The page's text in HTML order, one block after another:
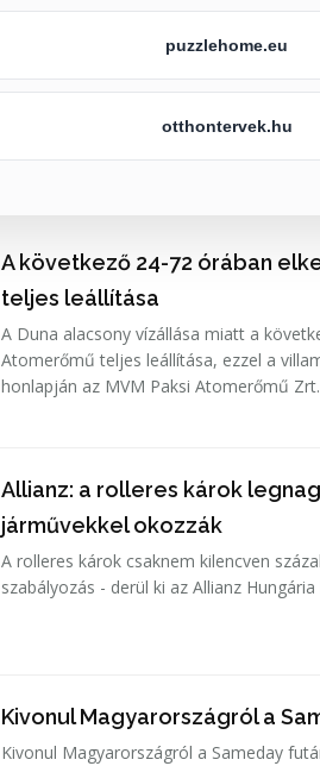
puzzlehome.eu
otthontervek.hu
A következő 24-72 órában
teljes leállítása
A Duna alacsony vízállása miatt a
Atomerőmű teljes leállítása, ezzel a
honlapján az MVM Paksi Atomerőmű
Allianz: a rolleres károk
járművekkel okozzák
A rolleres károk csaknem kilencven
szabályozás - derül ki az Allianz
Kivonul Magyarországról a
Kivonul Magyarországról a Sameday